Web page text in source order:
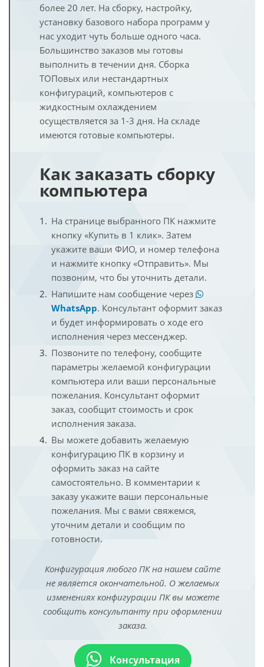
более 20 лет. На сборку, настройку,
установку базового набора программ у
нас уходит чуть больше одного часа.
Большинство заказов мы готовы
выполнить в течении дня. Сборка
ТОПовых или нестандартных
конфигураций, компьютеров с
жидкостным охлаждением
осуществляется за 1-3 дня. На складе
имеются готовые компьютеры.
Как заказать сборку
компьютера
На странице выбранного ПК нажмите
кнопку «Купить в 1 клик». Затем
укажите ваши ФИО, и номер телефона
и нажмите кнопку «Отправить». Мы
позвоним, что бы уточнить детали.
Напишите нам сообщение через
WhatsApp. Консультант оформит заказ
и будет информировать о ходе его
исполнения через мессенджер.
Позвоните по телефону, сообщите
параметры желаемой конфигурации
компьютера или ваши персональные
пожелания. Консультант оформит
заказ, сообщит стоимость и срок
исполнения заказа.
Вы можете добавить желаемую
конфигурацию ПК в корзину и
оформить заказ на сайте
самостоятельно. В комментарии к
заказу укажите ваши персональные
пожелания. Мы с вами свяжемся,
уточним детали и сообщим по
готовности.
Конфигурация любого ПК на нашем сайте
не является окончательной. О желаемых
изменениях конфигурации ПК вы можете
сообщить консультанту при оформлении
заказа.
Консультация